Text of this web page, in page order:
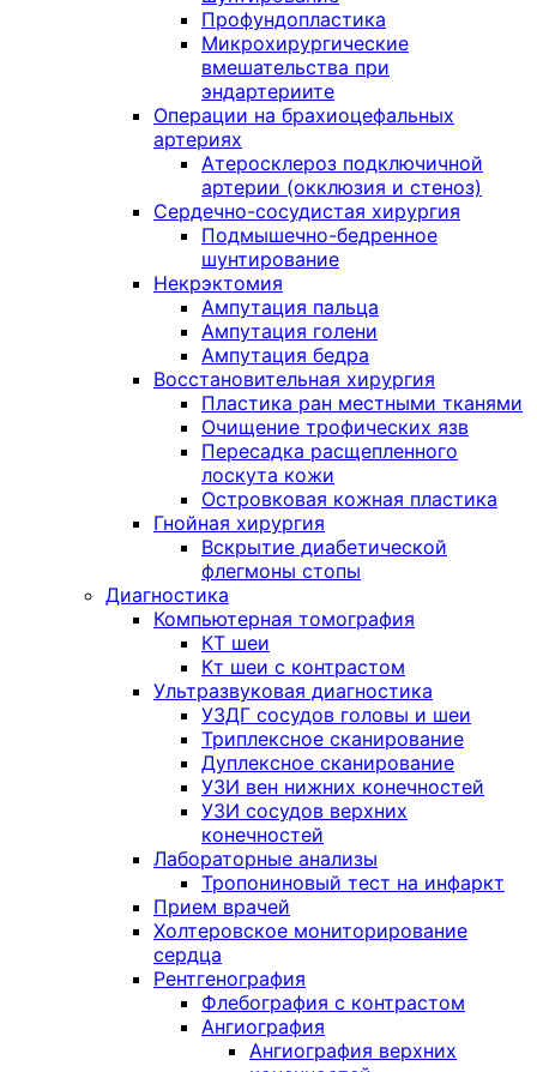
Профундопластика
Микрохирургические
вмешательства при
эндартериите
Операции на брахиоцефальных
артериях
Атеросклероз подключичной
артерии (окклюзия и стеноз)
Сердечно-сосудистая хирургия
Подмышечно-бедренное
шунтирование
Некрэктомия
Ампутация пальца
Ампутация голени
Ампутация бедра
Восстановительная хирургия
Пластика ран местными тканями
Очищение трофических язв
Пересадка расщепленного
лоскута кожи
Островковая кожная пластика
Гнойная хирургия
Вскрытие диабетической
флегмоны стопы
Диагностика
Компьютерная томография
КТ шеи
Кт шеи с контрастом
Ультразвуковая диагностика
УЗДГ сосудов головы и шеи
Триплексное сканирование
Дуплексное сканирование
УЗИ вен нижних конечностей
УЗИ сосудов верхних
конечностей
Лабораторные анализы
Тропониновый тест на инфаркт
Прием врачей
Холтеровское мониторирование
сердца
Рентгенография
Флебография с контрастом
Ангиография
Ангиография верхних